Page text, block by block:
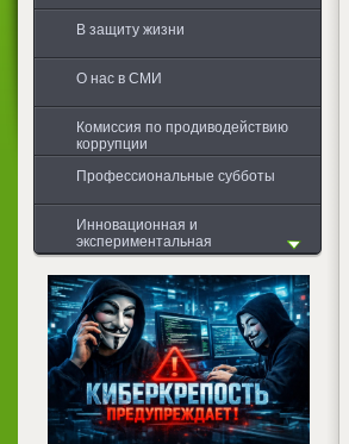
В защиту жизни
О нас в СМИ
Комиссия по продиводействию
коррупции
Профессиональные субботы
Инновационная и
экспериментальная
деятельность
Общая информация
Первоначальная диагностика
Проводимые мероприятия в
учебных группах
Обобщение результатов